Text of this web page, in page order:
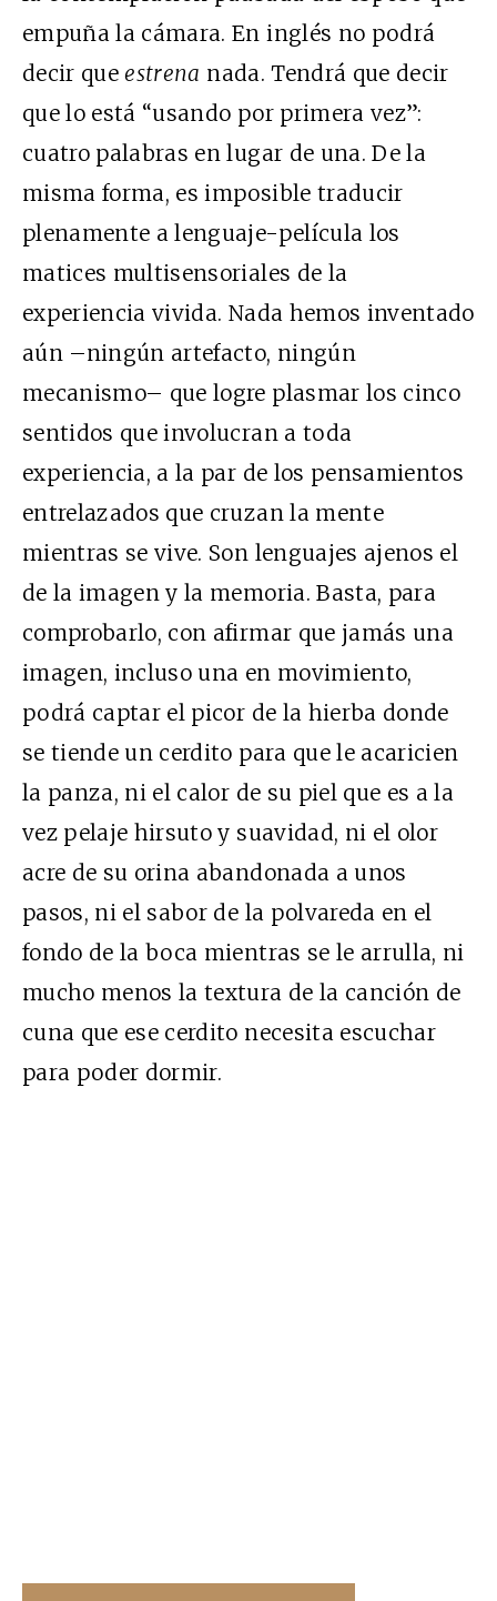
empuña la cámara. En inglés no podrá
decir queestrena nada. Tendrá que decir
que lo está “usando por primera vez”:
cuatro palabras en lugar de una. De la
misma forma, es imposible traducir
plenamente a lenguaje-película los
matices multisensoriales de la
experiencia vivida. Nada hemos inventado
aún –ningún artefacto, ningún
mecanismo– que logre plasmar los cinco
sentidos que involucran a toda
experiencia, a la par de los pensamientos
entrelazados que cruzan la mente
mientras se vive. Son lenguajes ajenos el
de la imagen y la memoria. Basta, para
comprobarlo, con afirmar que jamás una
imagen, incluso una en movimiento,
podrá captar el picor de la hierba donde
se tiende un cerdito para que le acaricien
la panza, ni el calor de su piel que es a la
vez pelaje hirsuto y suavidad, ni el olor
acre de su orina abandonada a unos
pasos, ni el sabor de la polvareda en el
fondo de la boca mientras se le arrulla, ni
mucho menos la textura de la canción de
cuna que ese cerdito necesita escuchar
para poder dormir.